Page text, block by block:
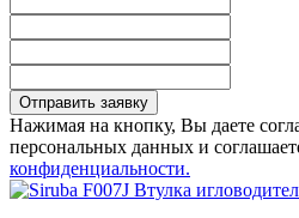
Отправить заявку
Нажимая на кнопку, Вы даете
персональных данных и
конфиденциальности.